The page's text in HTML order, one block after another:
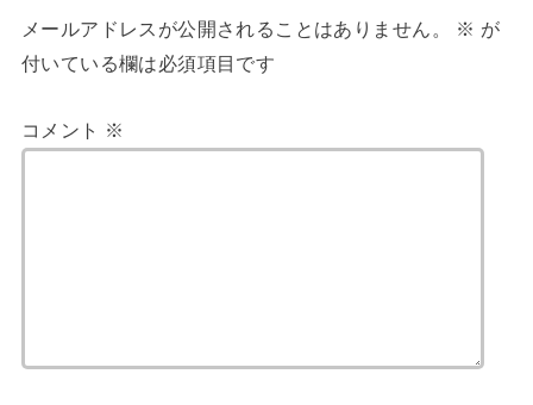
メールアドレスが公開されることはありません。 ※ が
付いている欄は必須項目です
コメント ※